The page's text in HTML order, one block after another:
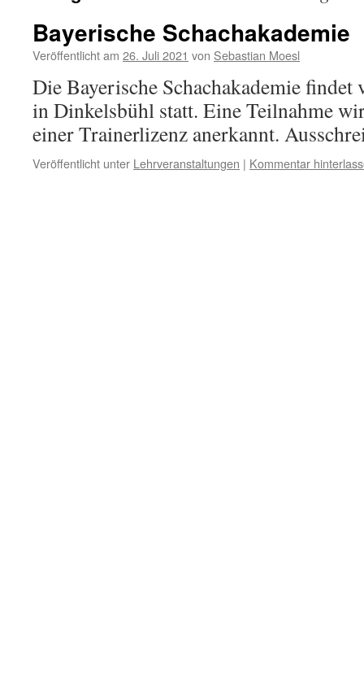
Bayerische Schachakademie
Veröffentlicht am 26. Juli 2021 von Sebastian Moesl
Die Bayerische Schachakademie
in Dinkelsbühl statt. Eine Teilnahme
einer Trainerlizenz anerkannt.
Veröffentlicht unter Lehrveranstaltungen | Kommentar